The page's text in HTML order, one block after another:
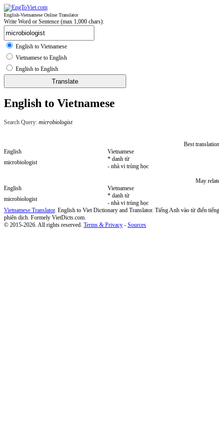
English-Vietnamese Online Translator
Write Word or Sentence (max 1,000 chars):
English to Vietnamese
Vietnamese to English
English to English
English to Vietnamese
Search Query: microbiologist
Best
English
Vietnamese
microbiologist
* danh từ
- nhà vi trùng học
May
English
Vietnamese
microbiologist
* danh từ
- nhà vi trùng học
Vietnamese Translator. English to Viet Dictionary and Translator. Tiếng Anh vào từ điển
phiên dịch. Formely VietDicts.com.
© 2015-2026. All rights reserved. Terms & Privacy - Sources